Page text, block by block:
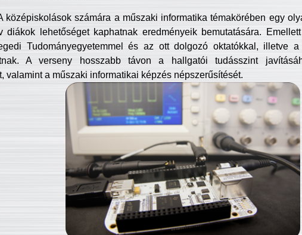
középiskolások számára a műszaki informatika témakörében egy
diákok lehetőséget kaphatnak eredményeik bemutatására.
Tudományegyetemmel és az ott dolgozó oktatókkal, illetve
A verseny hosszabb távon a hallgatói tudásszint
valamint a műszaki informatikai képzés népszerűsítését.